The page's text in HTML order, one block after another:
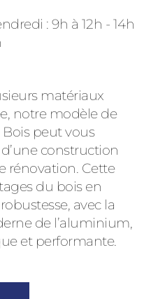
: 9h à 12h - 14h
matériaux
notre modèle de
peut vous
construction
rénovation. Cette
du bois en
avec la
de l’aluminium,
et performante.